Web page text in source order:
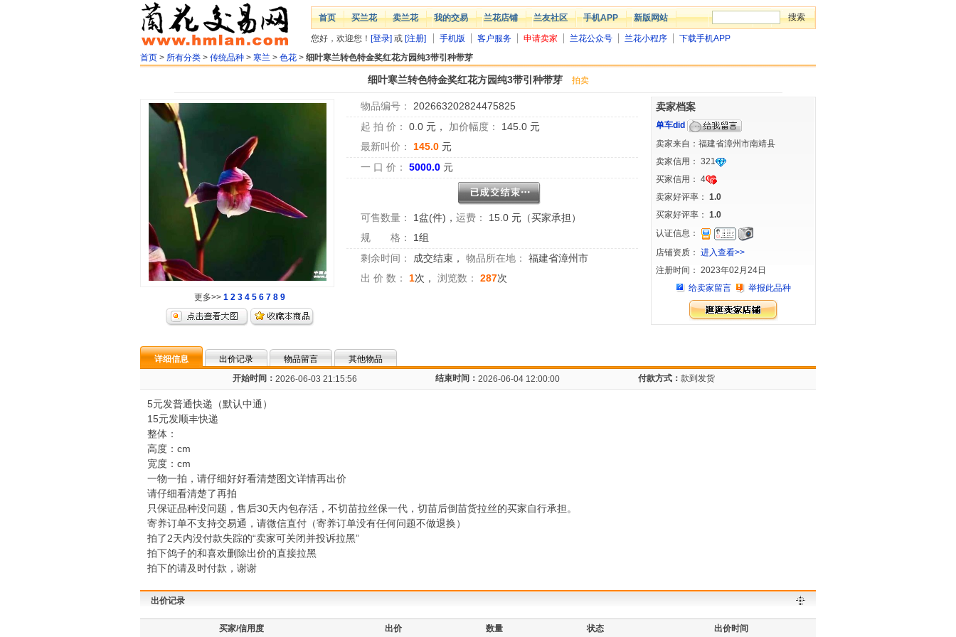
首页 买兰花 卖兰花 我的交易 兰花店铺 兰友社区 手机APP 新版网站
您好，欢迎您！ [登录] 或 [注册] 手机版 客户服务 申请卖家 兰花公众号 兰花小程序
下载手机APP
首页 > 所有分类 > 传统品种 > 寒兰 > 色花 > 细叶寒兰转色特金奖红花方园纯3带引种带芽
细叶寒兰转色特金奖红花方园纯3带引种带芽 拍卖
更多>> 1 2 3 4 5 6 7 8 9
物品编号：
202663202824475825
起 拍 价：
0.0 元， 加价幅度： 145.0 元
最新叫价：
145.0 元
一 口 价：
5000.0 元
可售数量： 1盆(件) ， 运费：
15.0 元（买家承担）
规 格：
1组
剩余时间：
成交结束 ， 物品所在地：
福建省漳州市
出 价 数：
1次， 浏览数： 287次
卖家档案
单车did
卖家来自：福建省漳州市南靖县
卖家信用： 321
买家信用： 4
卖家好评率： 1.0
买家好评率： 1.0
认证信息：
店铺资质： 进入查看>>
注册时间： 2023年02月24日
给卖家留言
举报此品种
详细信息 出价记录 物品留言
其他物品
开始时间： 2026-06-03 21:15:56 结束时间： 2026-06-04 12:00:00 付款方式： 款到发货
5元发普通快递（默认中通）
15元发顺丰快递
整体：
高度：cm
宽度：cm
一物一拍，请仔细好好看清楚图文详情再出价
请仔细看清楚了再拍
只保证品种没问题，售后30天内包存活，不切苗拉丝保一代，切苗后倒苗货拉丝的买家自行承担。
寄养订单不支持交易通，请微信直付（寄养订单没有任何问题不做退换）
拍了2天内没付款失踪的“卖家可关闭并投诉拉黑”
拍下鸽子的和喜欢删除出价的直接拉黑
拍下的请及时付款，谢谢
出价记录
买家/信用度 出价 数量 状态 出价时间